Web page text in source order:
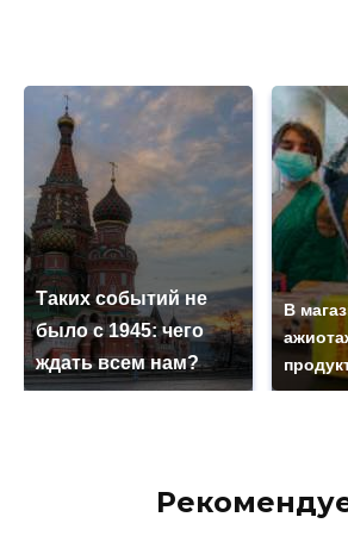
Таких событий не
было с 1945: чего
ждать всем нам?
В